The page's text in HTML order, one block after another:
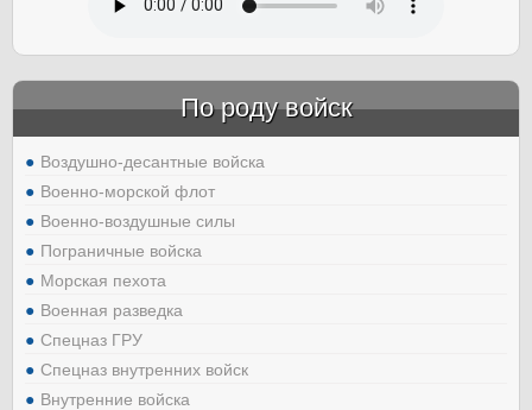
По роду войск
Воздушно-десантные войска
Военно-морской флот
Военно-воздушные силы
Пограничные войска
Морская пехота
Военная разведка
Спецназ ГРУ
Спецназ внутренних войск
Внутренние войска